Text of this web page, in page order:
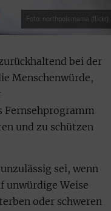
Foto: northpolemama (flickr)
bei der
Menschenwürde,
Fernsehprogramm
und zu schützen
sei, wenn
unwürdige Weise
oder schweren